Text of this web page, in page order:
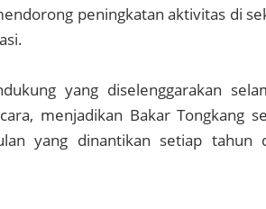
peningkatan aktivitas di
yang diselenggarakan
menjadikan Bakar Tongkang
yang dinantikan setiap tahun